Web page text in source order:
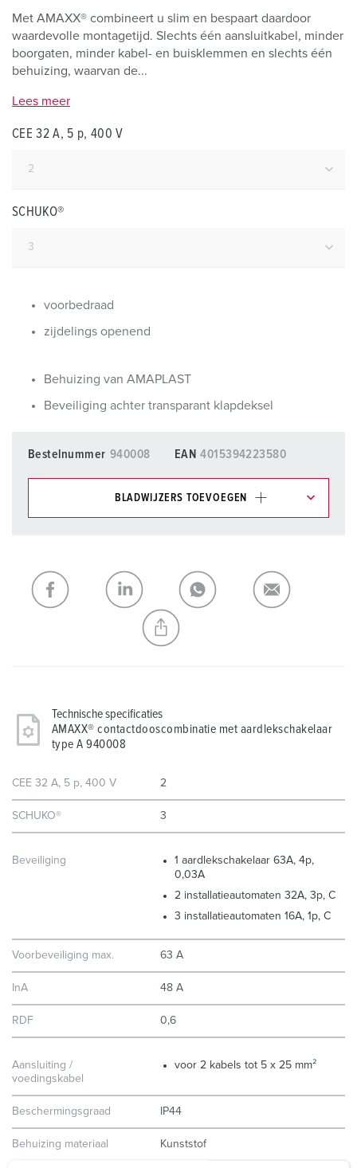
Met AMAXX® combineert u slim en bespaart daardoor
waardevolle montagetijd. Slechts één aansluitkabel, minder
boorgaten, minder kabel- en buisklemmen en slechts één
behuizing, waarvan de...
Lees meer
CEE 32 A, 5 p, 400 V
SCHUKO®
voorbedraad
zijdelings openend
Behuizing van AMAPLAST
Beveiliging achter transparant klapdeksel
Bestelnummer 940008 EAN 4015394223580
BLADWIJZERS TOEVOEGEN
Mijn lijst TOEVOEGEN
NIEUW LIJST MAKEN
Technische specificaties
AMAXX® contactdooscombinatie met aardlekschakelaar
type A 940008
CEE 32 A, 5 p, 400 V 2
SCHUKO® 3
Beveiliging
1 aardlekschakelaar 63A, 4p,
0,03A
2 installatieautomaten 32A, 3p, C
3 installatieautomaten 16A, 1p, C
Voorbeveiliging max. 63 A
InA 48 A
RDF 0,6
Aansluiting /
voedingskabel
voor 2 kabels tot 5 x 25 mm²
Beschermingsgraad IP44
Behuizing materiaal Kunststof